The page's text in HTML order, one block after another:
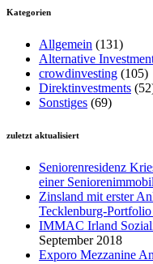
Kategorien
Allgemein (131)
Alternative
crowdinvesting (105)
Direktinvestments
Sonstiges (69)
zuletzt aktualisiert
Seniorenresidenz
einer
Zinsland mit erster
Tecklenburg-
IMMAC Irland
September 2018
Exporo Mezzanine